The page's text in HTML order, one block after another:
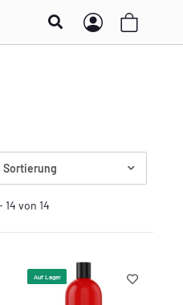
Sortierung
14 von 14
Auf Lager